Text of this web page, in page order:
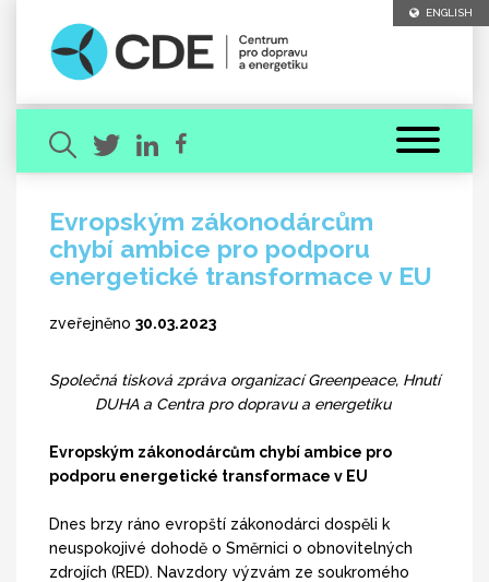
ENGLISH
Evropským zákonodárcům
chybí ambice pro podporu
energetické transformace v EU
zveřejněno 30.03.2023
Společná tisková zpráva organizací Greenpeace, Hnutí
DUHA a Centra pro dopravu a energetiku
Evropským zákonodárcům chybí ambice pro
podporu energetické transformace v EU
Dnes brzy ráno evropští zákonodárci dospěli k
neuspokojivé dohodě o Směrnici o obnovitelných
zdrojích (RED). Navzdory výzvám ze soukromého
Hledaný výraz